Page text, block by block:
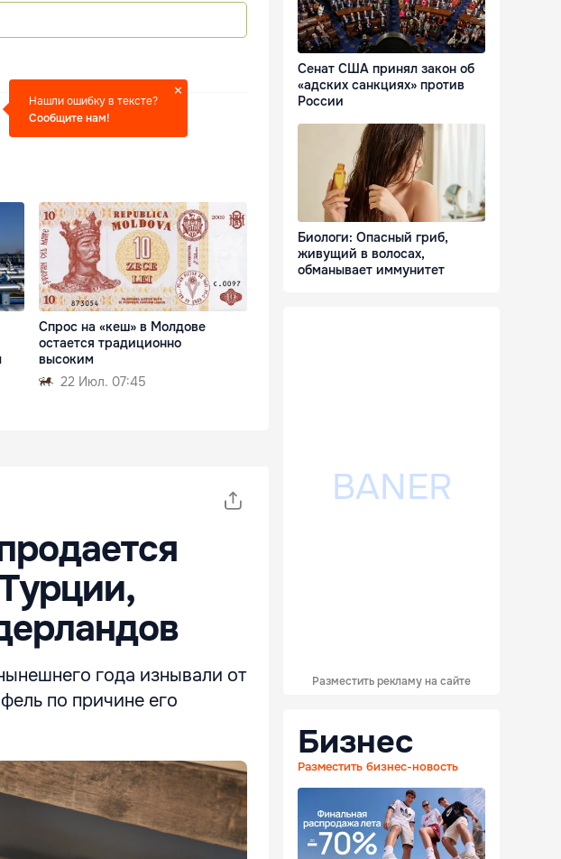
Нашли ошибку в тексте?
Сообщите нам!
Спрос на «кеш» в Молдове
остается традиционно
высоким
22 Июл. 07:45
года изнывали от
по причине его
Сенат США принял закон об
«адских санкциях» против
России
Биологи: Опасный гриб,
живущий в волосах,
обманывает иммунитет
Разместить рекламу на сайте
Бизнес
Разместить бизнес-новость